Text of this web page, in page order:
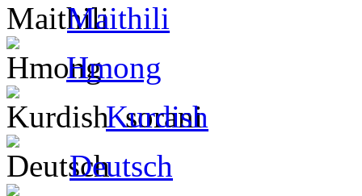
Maithili
Hmong
Kurdish
Deutsch